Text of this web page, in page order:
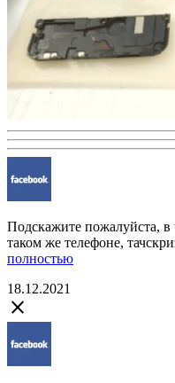
Подскажите пожалуйста,
таком же телефоне,
полностью
18.12.2021
close